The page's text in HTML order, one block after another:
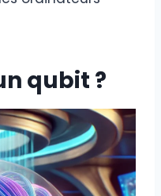
qubit ?